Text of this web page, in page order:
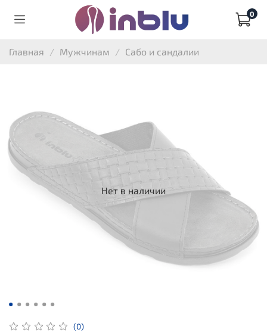
0
Главная Мужчинам Сабо и сандалии
Нет в наличии
(0)